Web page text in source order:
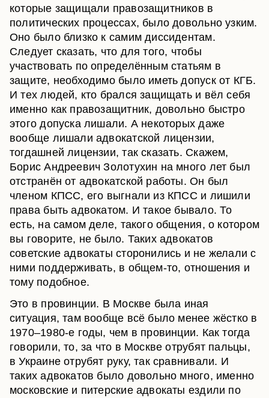
которые защищали правозащитников в
политических процессах, было довольно узким.
Оно было близко к самим диссидентам.
Следует сказать, что для того, чтобы
участвовать по определённым статьям в
защите, необходимо было иметь допуск от КГБ.
И тех людей, кто брался защищать и вёл себя
именно как правозащитник, довольно быстро
этого допуска лишали. А некоторых даже
вообще лишали адвокатской лицензии,
тогдашней лицензии, так сказать. Скажем,
Борис Андреевич Золотухин на много лет был
отстранён от адвокатской работы. Он был
членом КПСС, его выгнали из КПСС и лишили
права быть адвокатом. И такое бывало. То
есть, на самом деле, такого общения, о котором
вы говорите, не было. Таких адвокатов
советские адвокаты сторонились и не желали с
ними поддерживать, в общем-то, отношения и
тому подобное.
Это в провинции. В Москве была иная
ситуация, там вообще всё было менее жёстко в
1970–1980-е годы, чем в провинции. Как тогда
говорили, то, за что в Москве отрубят пальцы,
в Украине отрубят руку, так сравнивали. И
таких адвокатов было довольно много, именно
московские и питерские адвокаты ездили по